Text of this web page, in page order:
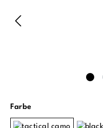
Farbeauswählen